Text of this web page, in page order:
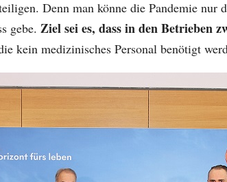
Denn man könne die Pandemie nur
gebe. Ziel sei es, dass in den Betrieben
kein medizinisches Personal benötigt